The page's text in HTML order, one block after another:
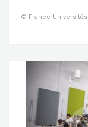
© France